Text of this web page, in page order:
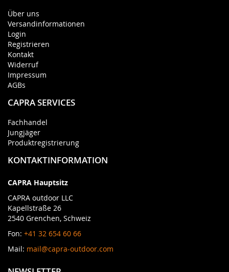
Über uns
Versandinformationen
Login
Registrieren
Kontakt
Widerruf
Impressum
AGBs
CAPRA SERVICES
Fachhandel
Jungjäger
Produktregistrierung
KONTAKTINFORMATION
CAPRA Hauptsitz
CAPRA outdoor LLC
Kapellstraße 26
2540 Grenchen, Schweiz
Fon: +41 32 654 60 66
Mail: mail@capra-outdoor.com